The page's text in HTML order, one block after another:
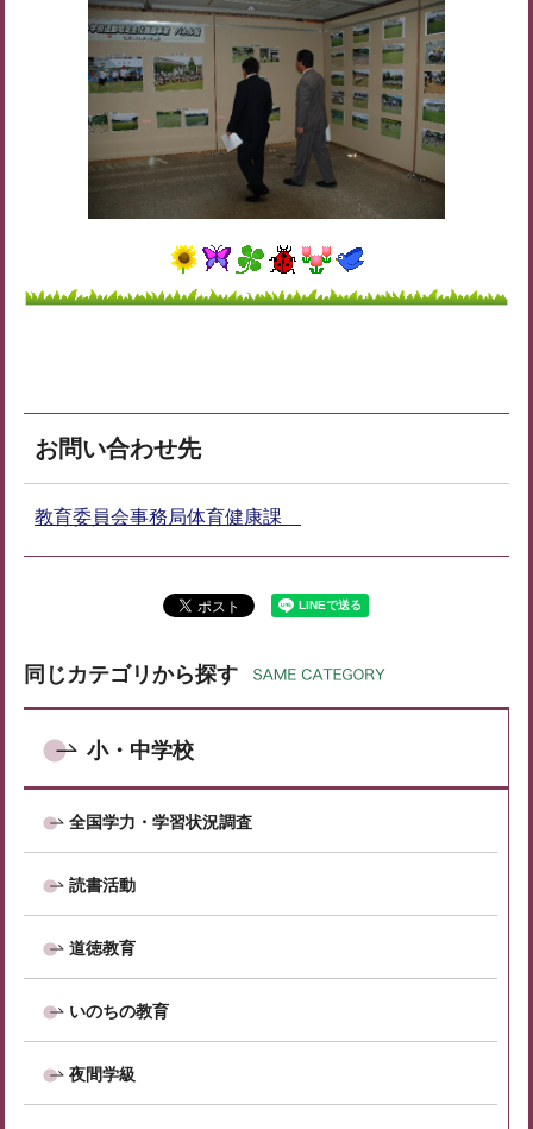
お問い合わせ先
教育委員会事務局体育健康課
同じカテゴリから探す
小・中学校
全国学力・学習状況調査
読書活動
道徳教育
いのちの教育
夜間学級